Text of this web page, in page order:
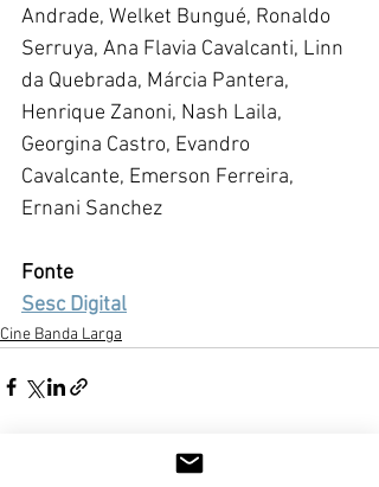
Andrade, Welket Bungué, Ronaldo
Serruya, Ana Flavia Cavalcanti, Linn
da Quebrada, Márcia Pantera,
Henrique Zanoni, Nash Laila,
Georgina Castro, Evandro
Cavalcante, Emerson Ferreira,
Ernani Sanchez
Fonte
Sesc Digital
Cine Banda Larga